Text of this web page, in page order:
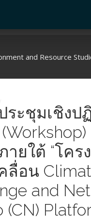
ระชุมเชิงป
ายใต้ “โคร
ลื่อน
and Net
(CN)